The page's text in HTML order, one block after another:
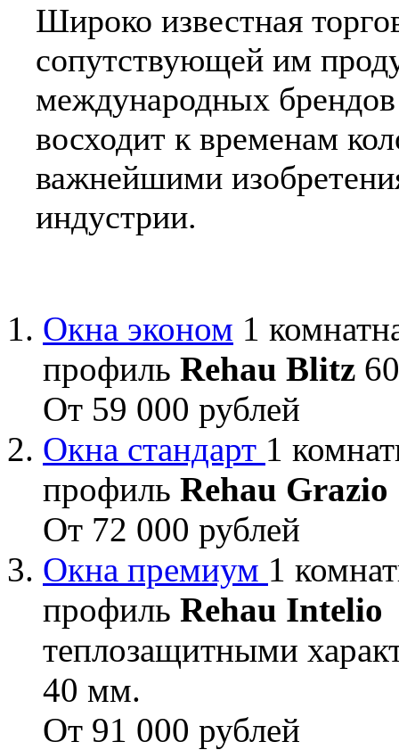
Широко известная
сопутствующей им
международных
восходит к временам
важнейшими
индустрии.
Окна эконом 1
профиль Rehau Blitz
От 59 000 рублей
Окна стандарт 1
профиль Rehau Grazio
От 72 000 рублей
Окна премиум 1
профиль Rehau Intelio
теплозащитными
40 мм.
От 91 000 рублей